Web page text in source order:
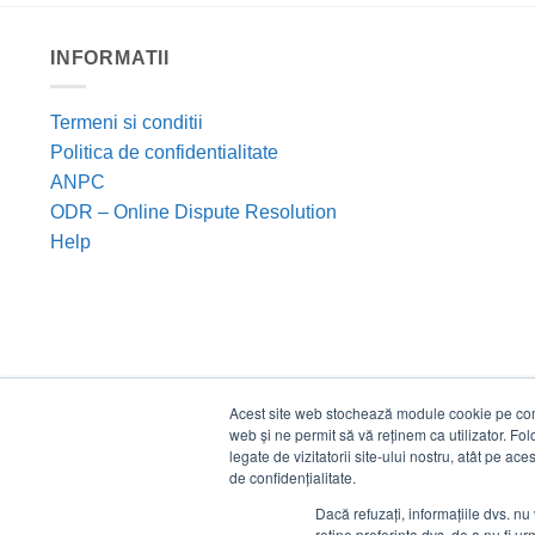
Acest site web stochează module cookie pe
web și ne permit să vă reținem ca utilizator.
legate de vizitatorii site-ului nostru, atât pe
de confidențialitate.
Dacă refuzați, informațiile dvs.
INFORMATII
Termeni si conditii
Politica de confidentialitate
ANPC
ODR – Online Dispute Resolution
Help